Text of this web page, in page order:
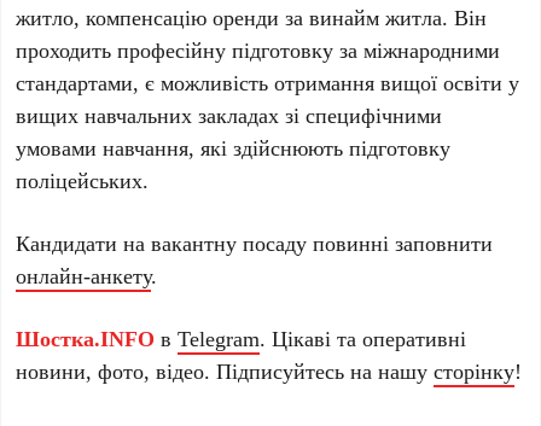
житло, компенсацію оренди за винайм житла. Він
проходить професійну підготовку за міжнародними
стандартами, є можливість отримання вищої освіти у
вищих навчальних закладах зі специфічними
умовами навчання, які здійснюють підготовку
поліцейських.
Кандидати на вакантну посаду повинні заповнити
онлайн-анкету.
Шостка.INFO вTelegram. Цікаві та оперативні
новини, фото, відео. Підписуйтесь на нашусторінку!